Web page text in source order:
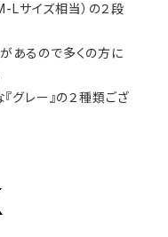
Lサイズ相当）の２段
あるので多くの方に
『グレー』の２種類ござ